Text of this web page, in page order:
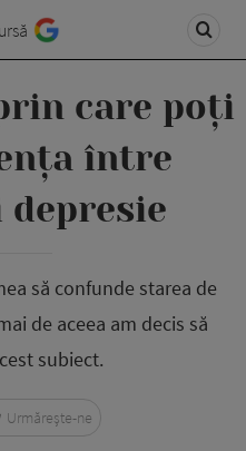
care poți
între
să confunde starea de
de aceea am decis să
subiect.
Urmărește-ne